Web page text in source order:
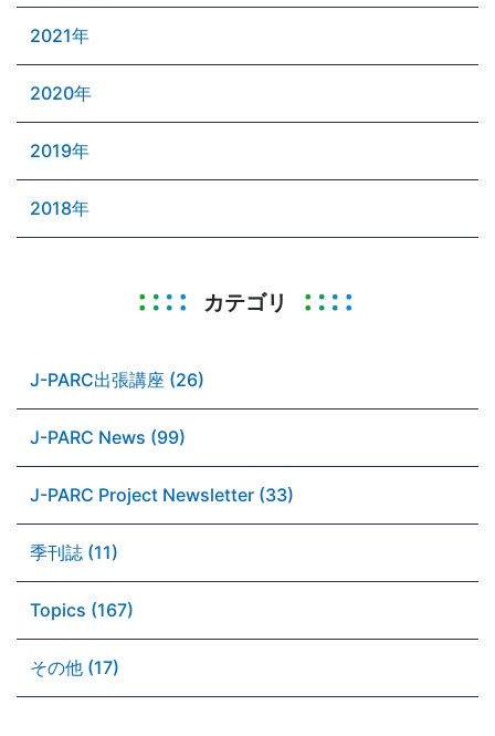
2021年
2020年
2019年
2018年
カテゴリ
J-PARC出張講座 (26)
J-PARC News (99)
J-PARC Project Newsletter (33)
季刊誌 (11)
Topics (167)
その他 (17)